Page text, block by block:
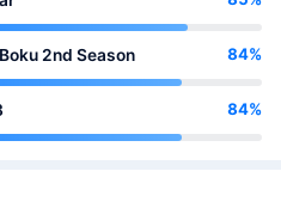
2nd Season 84%
84%